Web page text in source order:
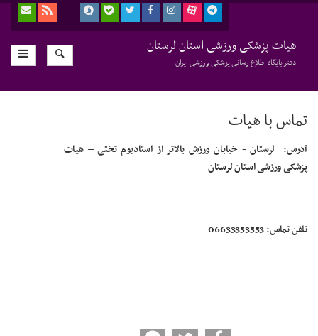
هیات پزشکی ورزشی استان لرستان
دفتر پایگاه اطلاع رسانی پزشکی ورزشی ایران
تماس با هیات
آدرس: لرستان - خیابان ورزش بالاتر از استادیوم تختی– هیات
پزشکی ورزشی استان لرستان
تلفن تماس: 06633353553